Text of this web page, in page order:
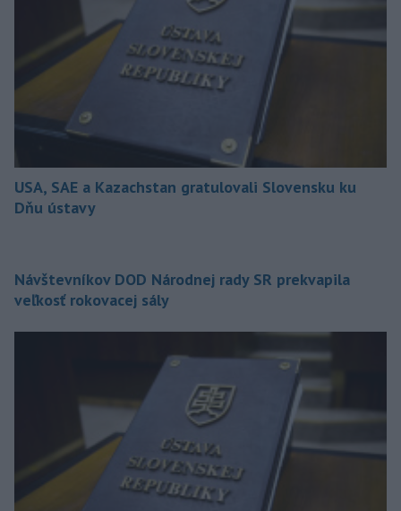
USA, SAE a Kazachstan gratulovali Slovensku ku
Dňu ústavy
Návštevníkov DOD Národnej rady SR prekvapila
veľkosť rokovacej sály